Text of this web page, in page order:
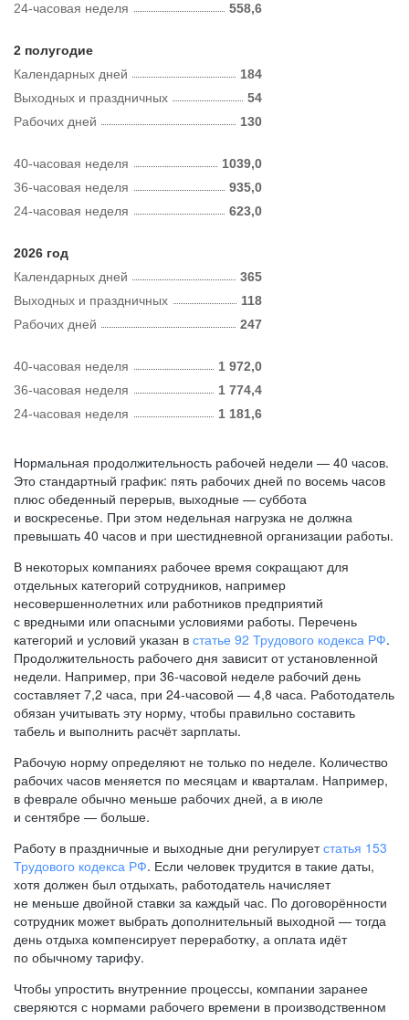
24-часовая неделя
558,6
2 полугодие
Календарных дней
184
Рабочих дней 130
Выходных и праздничных 54
40-часовая неделя
1039,0
36-часовая неделя
935,0
24-часовая неделя
623,0
2026 год
Календарных дней
365
Рабочих дней 247
Выходных и праздничных 118
40-часовая неделя
1 972,0
36-часовая неделя
1 774,4
24-часовая неделя
1 181,6
Нормальная продолжительность рабочей недели — 40 часов.
Это стандартный график: пять рабочих дней по восемь часов
плюс обеденный перерыв, выходные — суббота
и воскресенье. При этом недельная нагрузка не должна
превышать 40 часов и при шестидневной организации работы.
В некоторых компаниях рабочее время сокращают для
отдельных категорий сотрудников, например
несовершеннолетних или работников предприятий
с вредными или опасными условиями работы. Перечень
категорий и условий указан в статье 92 Трудового кодекса РФ.
Продолжительность рабочего дня зависит от установленной
недели. Например, при 36-часовой неделе рабочий день
составляет 7,2 часа, при 24-часовой — 4,8 часа. Работодатель
обязан учитывать эту норму, чтобы правильно составить
табель и выполнить расчёт зарплаты.
Рабочую норму определяют не только по неделе. Количество
рабочих часов меняется по месяцам и кварталам. Например,
в феврале обычно меньше рабочих дней, а в июле
и сентябре — больше.
Работу в праздничные и выходные дни регулируетстатья 153
Трудового кодекса РФ. Если человек трудится в такие даты,
хотя должен был отдыхать, работодатель начисляет
не меньше двойной ставки за каждый час. По договорённости
сотрудник может выбрать дополнительный выходной — тогда
день отдыха компенсирует переработку, а оплата идёт
по обычному тарифу.
Чтобы упростить внутренние процессы, компании заранее
сверяются с нормами рабочего времени в производственном